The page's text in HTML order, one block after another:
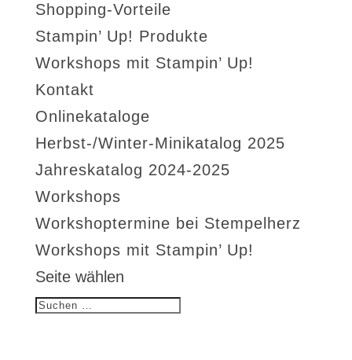
Shopping-Vorteile
Stampin’ Up! Produkte
Workshops mit Stampin’ Up!
Kontakt
Onlinekataloge
Herbst-/Winter-Minikatalog 2025
Jahreskatalog 2024-2025
Workshops
Workshoptermine bei Stempelherz
Workshops mit Stampin’ Up!
Seite wählen